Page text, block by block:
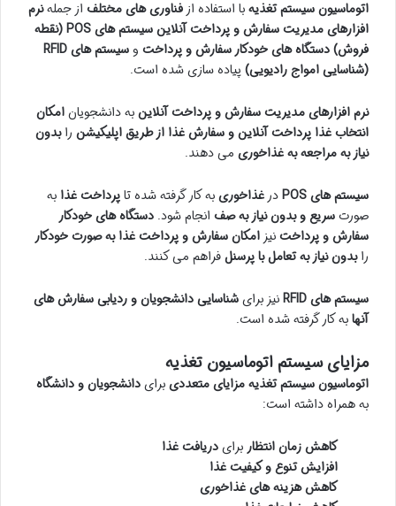
اتوماسیون سیستم تغذیهبا استفاده از فناوری های مختلف از جملهنرم
افزارهای مدیریت سفارش و پرداخت آنلاین
سیستم های POS (نقطه
فروش)دستگاه های خودکار سفارش و پرداخت و
سیستم های RFID
(شناسایی امواج رادیویی)پیاده سازی شده است.
نرم افزارهای مدیریت سفارش و پرداخت آنلاینبه دانشجویانامکان
انتخاب غذا پرداخت آنلاین و سفارش غذا از طریق اپلیکیشن رابدون
نیاز به مراجعه به غذاخوری می دهند.
سیستم های POS در غذاخوریبه کار گرفته شده تاپرداخت غذا به
صورتسریع و بدون نیاز به صف انجام شود. دستگاه های خودکار
سفارش و پرداختنیز امکان سفارش و پرداخت غذا به صورت خودکار
رابدون نیاز به تعامل با پرسنلفراهم می کنند.
سیستم های RFID نیز برایشناسایی دانشجویان و ردیابی سفارش های
آنهابه کار گرفته شده است.
مزایای سیستم اتوماسیون تغذیه
اتوماسیون سیستم تغذیهمزایای متعددیبرایدانشجویان و دانشگاه
به همراه داشته است:
کاهش زمان انتظار برایدریافت غذا
افزایش تنوع و کیفیت غذا
کاهش هزینه های غذاخوری